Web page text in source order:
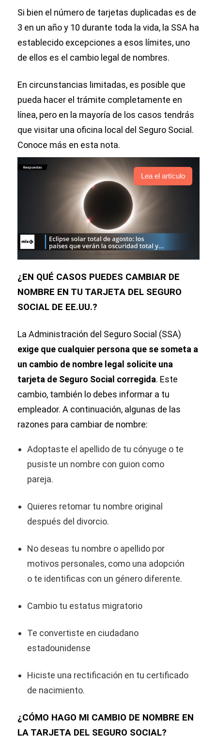
Si bien el número de tarjetas duplicadas es de
3 en un año y 10 durante toda la vida, la SSA ha
establecido excepciones a esos límites, uno
de ellos es el cambio legal de nombres.
En circunstancias limitadas, es posible que
pueda hacer el trámite completamente en
línea, pero en la mayoría de los casos tendrás
que visitar una oficina local del Seguro Social.
Conoce más en esta nota.
Lea el artículo
¿EN QUÉ CASOS PUEDES CAMBIAR DE
NOMBRE EN TU TARJETA DEL SEGURO
SOCIAL DE EE.UU.?
La Administración del Seguro Social (SSA)
exige que cualquier persona que se someta a
un cambio de nombre legal solicite una
tarjeta de Seguro Social corregida. Este
cambio, también lo debes informar a tu
empleador. A continuación, algunas de las
razones para cambiar de nombre:
Adoptaste el apellido de tu cónyuge o te
pusiste un nombre con guion como
pareja.
Quieres retomar tu nombre original
después del divorcio.
No deseas tu nombre o apellido por
motivos personales, como una adopción
o te identificas con un género diferente.
Cambio tu estatus migratorio
Te convertiste en ciudadano
estadounidense
Hiciste una rectificación en tu certificado
de nacimiento.
¿CÓMO HAGO MI CAMBIO DE NOMBRE EN
LA TARJETA DEL SEGURO SOCIAL?